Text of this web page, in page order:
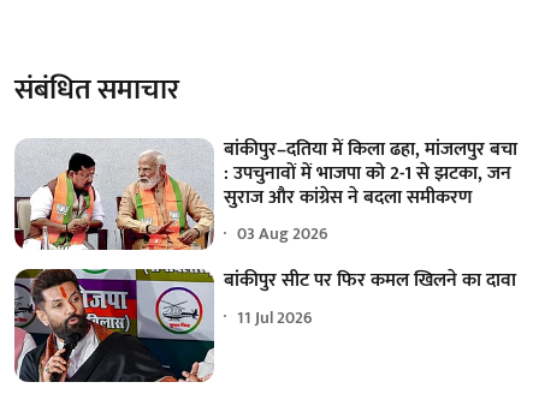
संबंधित समाचार
बांकीपुर–दतिया में किला ढहा, मांजलपुर बचा
: उपचुनावों में भाजपा को 2-1 से झटका, जन
सुराज और कांग्रेस ने बदला समीकरण
03 Aug 2026
बांकीपुर सीट पर फिर कमल खिलने का दावा
11 Jul 2026